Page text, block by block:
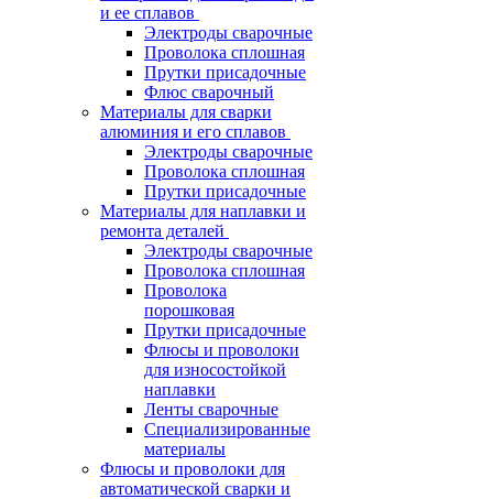
и ее сплавов
Электроды сварочные
Проволока сплошная
Прутки присадочные
Флюс сварочный
Материалы для сварки
алюминия и его сплавов
Электроды сварочные
Проволока сплошная
Прутки присадочные
Материалы для наплавки и
ремонта деталей
Электроды сварочные
Проволока сплошная
Проволока
порошковая
Прутки присадочные
Флюсы и проволоки
для износостойкой
наплавки
Ленты сварочные
Специализированные
материалы
Флюсы и проволоки для
автоматической сварки и